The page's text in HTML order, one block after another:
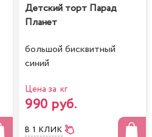
Детский торт Парад
Планет
большой бисквитный
синий
Цена за кг
990 руб.
В 1 КЛИК